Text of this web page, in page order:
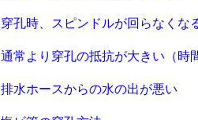
穿孔時、スピンドルが回らなくな
通常より穿孔の抵抗が大きい（時
排水ホースからの水の出が悪い